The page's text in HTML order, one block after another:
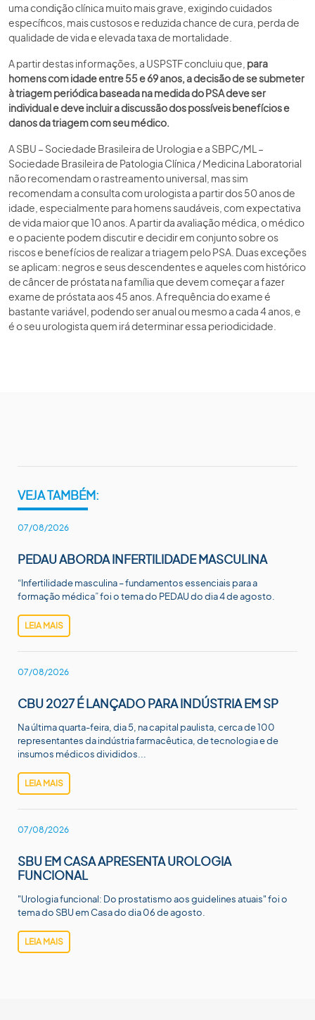
uma condição clínica muito mais grave, exigindo cuidados
específicos, mais custosos e reduzida chance de cura, perda de
qualidade de vida e elevada taxa de mortalidade.
A partir destas informações, a USPSTF concluiu que, para
homens com idade entre 55 e 69 anos, a decisão de se submeter
à triagem periódica baseada na medida do PSA deve ser
individual e deve incluir a discussão dos possíveis benefícios e
danos da triagem com seu médico.
A SBU – Sociedade Brasileira de Urologia e a SBPC/ML –
Sociedade Brasileira de Patologia Clínica / Medicina Laboratorial
não recomendam o rastreamento universal, mas sim
recomendam a consulta com urologista a partir dos 50 anos de
idade, especialmente para homens saudáveis, com expectativa
de vida maior que 10 anos. A partir da avaliação médica, o médico
e o paciente podem discutir e decidir em conjunto sobre os
riscos e benefícios de realizar a triagem pelo PSA. Duas exceções
se aplicam: negros e seus descendentes e aqueles com histórico
de câncer de próstata na família que devem começar a fazer
exame de próstata aos 45 anos. A frequência do exame é
bastante variável, podendo ser anual ou mesmo a cada 4 anos, e
é o seu urologista quem irá determinar essa periodicidade.
VEJA TAMBÉM:
07/08/2026
PEDAU ABORDA INFERTILIDADE MASCULINA
“Infertilidade masculina – fundamentos essenciais para a
formação médica” foi o tema do PEDAU do dia 4 de agosto.
LEIA MAIS
07/08/2026
CBU 2027 É LANÇADO PARA INDÚSTRIA EM SP
Na última quarta-feira, dia 5, na capital paulista, cerca de 100
representantes da indústria farmacêutica, de tecnologia e de
insumos médicos divididos...
LEIA MAIS
07/08/2026
SBU EM CASA APRESENTA UROLOGIA
FUNCIONAL
"Urologia funcional: Do prostatismo aos guidelines atuais" foi o
tema do SBU em Casa do dia 06 de agosto.
LEIA MAIS